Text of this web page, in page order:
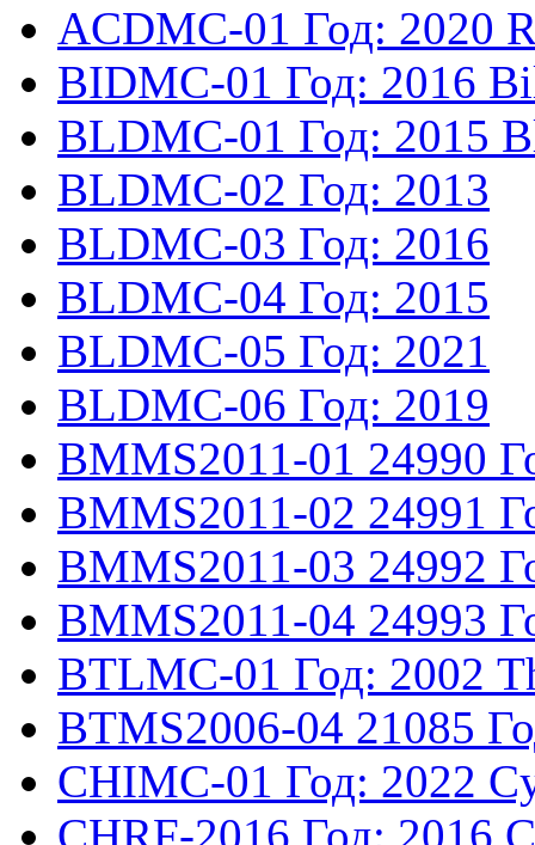
ACDMC-01 Год: 2020
BIDMC-01 Год: 2016
BLDMC-01 Год: 2015
BLDMC-02 Год: 2013
BLDMC-03 Год: 2016
BLDMC-04 Год: 2015
BLDMC-05 Год: 2021
BLDMC-06 Год: 2019
BMMS2011-01 24990
BMMS2011-02 24991
BMMS2011-03 24992
BMMS2011-04 24993
BTLMC-01 Год: 2002
BTMS2006-04 21085
CHIMC-01 Год: 2022
CHRF-2016 Год: 2016